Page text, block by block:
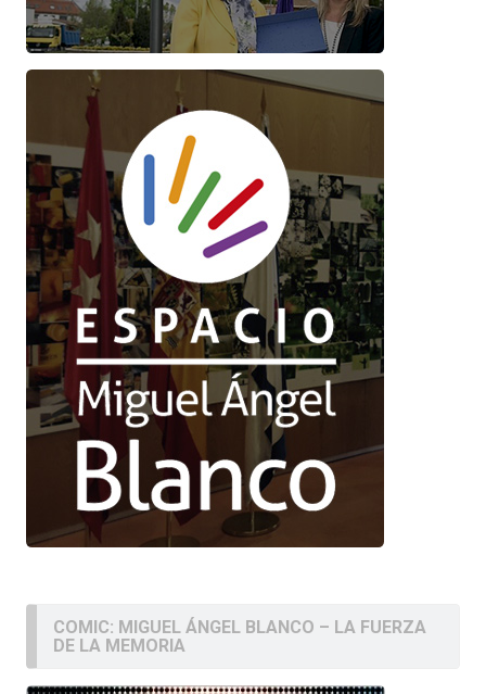
COMIC: MIGUEL ÁNGEL BLANCO – LA FUERZA
DE LA MEMORIA